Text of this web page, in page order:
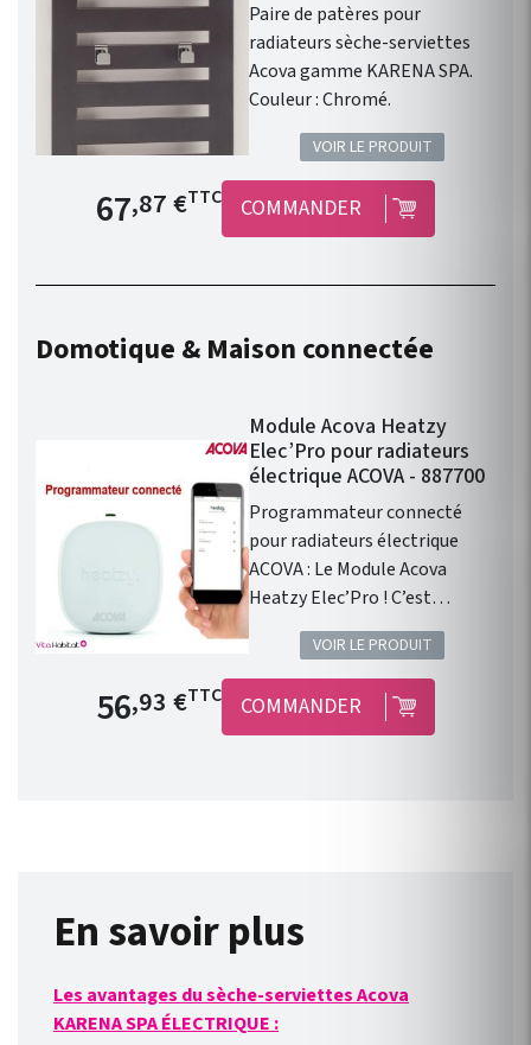
Paire de patères pour
radiateurs sèche-serviettes
Acova gamme KARENA SPA.
Couleur : Chromé.
VOIR LE PRODUIT
Prix de base
67,87 €TTC COMMANDER
Domotique & Maison connectée
Module Acova Heatzy
Elec’Pro pour radiateurs
électrique ACOVA - 887700
Programmateur connecté
pour radiateurs électrique
ACOVA : Le Module Acova
Heatzy Elec’Pro ! C’est
l’accessoire qui vous
permettra de transformer les
radiateurs électriques équipés
d’un fil pilote en produits
connectés : jusqu’à 3
équipé d’un fil pilote. Il est
compatible avec une nouvelle
déjà installés ! Connexion
direct en WIFI à la box
VOIR LE PRODUIT
Prix de base
56,93 €TTC COMMANDER
En savoir plus
Les avantages du sèche-serviettes Acova
KARENA SPA ÉLECTRIQUE :